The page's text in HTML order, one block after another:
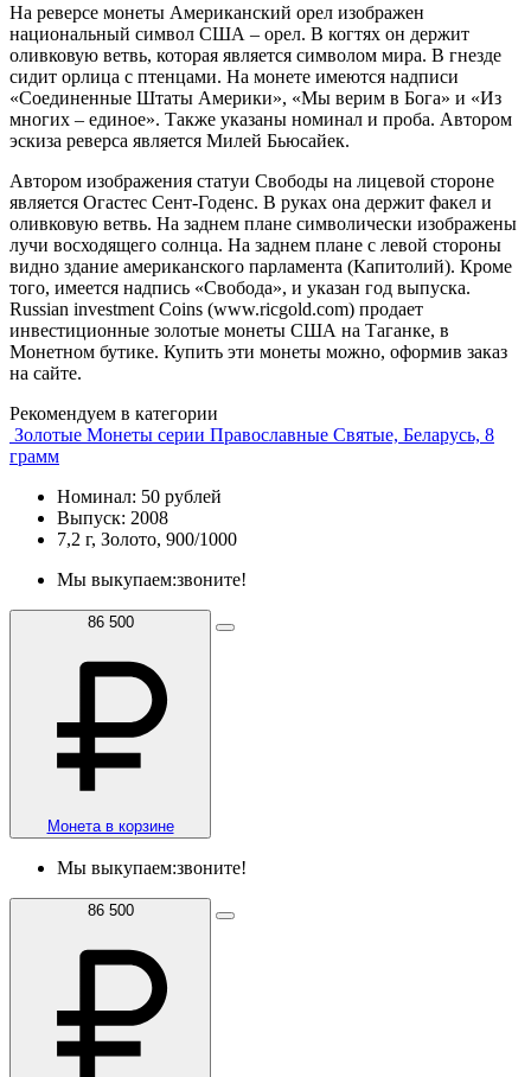
На реверсе монеты Американский орел изображен
национальный символ США – орел. В когтях он держит
оливковую ветвь, которая является символом мира. В гнезде
сидит орлица с птенцами. На монете имеются надписи
«Соединенные Штаты Америки», «Мы верим в Бога» и «Из
многих – единое». Также указаны номинал и проба. Автором
эскиза реверса является Милей Бьюсайек.
Автором изображения статуи Свободы на лицевой стороне
является Огастес Сент-Годенс. В руках она держит факел и
оливковую ветвь. На заднем плане символически изображены
лучи восходящего солнца. На заднем плане с левой стороны
видно здание американского парламента (Капитолий). Кроме
того, имеется надпись «Свобода», и указан год выпуска.
Russian investment Coins (www.ricgold.com) продает
инвестиционные золотые монеты США на Таганке, в
Монетном бутике. Купить эти монеты можно, оформив заказ
на сайте.
Рекомендуем в категории
Золотые Монеты серии Православные Святые, Беларусь, 8
грамм
Номинал: 50 рублей
Выпуск: 2008
7,2 г, Золото, 900/1000
Мы выкупаем:звоните!
86 500
Монета в корзине
Мы выкупаем:звоните!
86 500